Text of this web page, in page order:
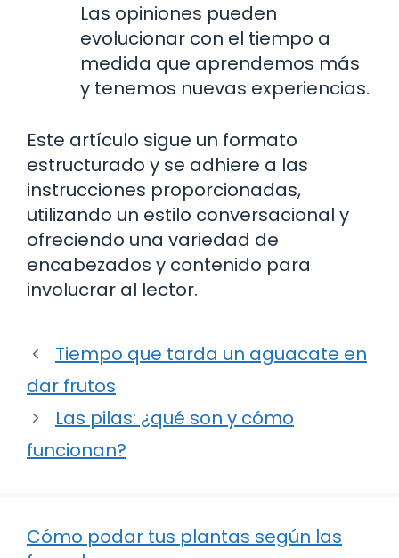
Las opiniones pueden
evolucionar con el tiempo a
medida que aprendemos más
y tenemos nuevas experiencias.
Este artículo sigue un formato
estructurado y se adhiere a las
instrucciones proporcionadas,
utilizando un estilo conversacional y
ofreciendo una variedad de
encabezados y contenido para
involucrar al lector.
Tiempo que tarda un aguacate en
dar frutos
Las pilas: ¿qué son y cómo
funcionan?
Cómo podar tus plantas según las